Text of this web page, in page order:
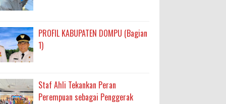
PROFIL KABUPATEN DOMPU (Bagian
1)
Staf Ahli Tekankan Peran
Perempuan sebagai Penggerak